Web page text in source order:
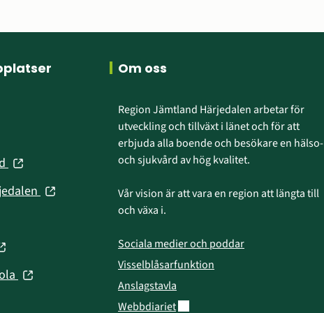
(öppnas
nytt
(öppnas
(öppnas
Om oss
Region Jämtland Härjedalen arbetar för
utveckling och tillväxt i länet och för att
erbjuda alla boende och besökare en hälso-
och sjukvård av hög kvalitet.
Vår vision är att vara en region att längta till
och växa i.
Sociala medier och poddar
Visselblåsarfunktion
Anslagstavla
WebbdiarietLänk till annan webbplats.